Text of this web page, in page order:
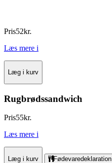
Pris52kr.
Læs mere i
Læg i kurv
Rugbrødssandwich
Pris55kr.
Læs mere i
Læg i kurv Fødevaredeklaration